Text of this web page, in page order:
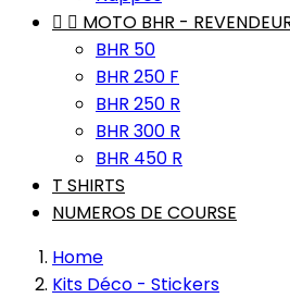
  MOTO BHR -
BHR 50
BHR 250 F
BHR 250 R
BHR 300 R
BHR 450 R
T SHIRTS
NUMEROS DE COURSE
Home
Kits Déco - Stickers